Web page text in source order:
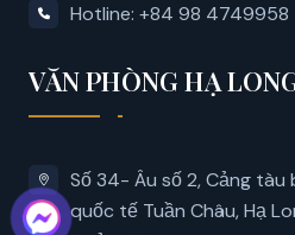
Hotline: +84 98 4749958
VĂN PHÒNG HẠ
Số 34- Âu số 2, Cảng tàu
quốc tế Tuần Châu, Hạ